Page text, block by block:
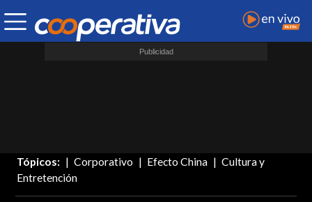
Tópicos: Corporativo Efecto China
Cultura y
Entretención